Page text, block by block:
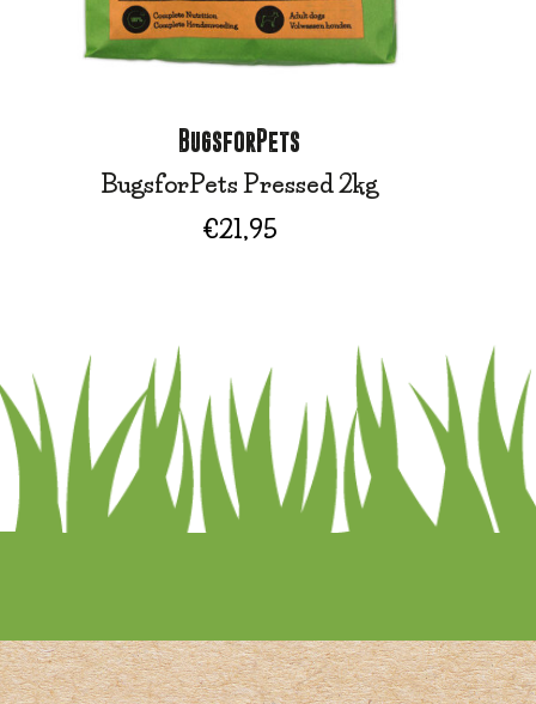
BugsforPets
BugsforPets Pressed 2kg
€21,95